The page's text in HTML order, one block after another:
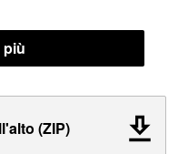
più
(ZIP)